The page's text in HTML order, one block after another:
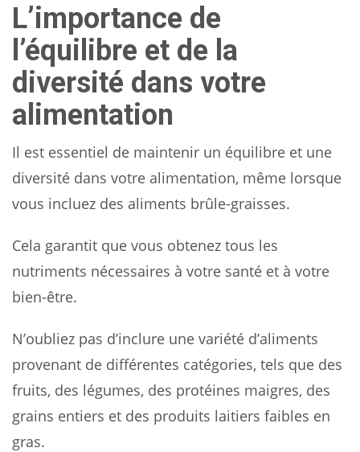
L’importance de
l’équilibre et de la
diversité dans votre
alimentation
Il est essentiel de maintenir un équilibre et une
diversité dans votre alimentation, même lorsque
vous incluez des aliments brûle-graisses.
Cela garantit que vous obtenez tous les
nutriments nécessaires à votre santé et à votre
bien-être.
N’oubliez pas d’inclure une variété d’aliments
provenant de différentes catégories, tels que des
fruits, des légumes, des protéines maigres, des
grains entiers et des produits laitiers faibles en
gras.